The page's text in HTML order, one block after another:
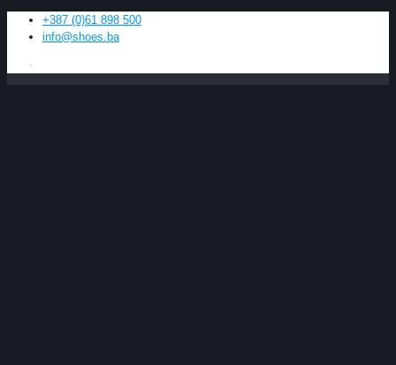
+387 (0)61 898 500
info@shoes.ba